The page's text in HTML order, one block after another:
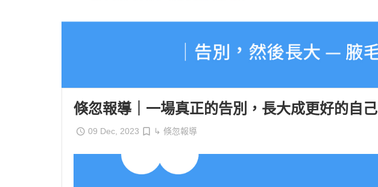
倏忽報導｜一場真正的告別，長大成更好的自己
09 Dec, 2023 ↳ 倏忽報導